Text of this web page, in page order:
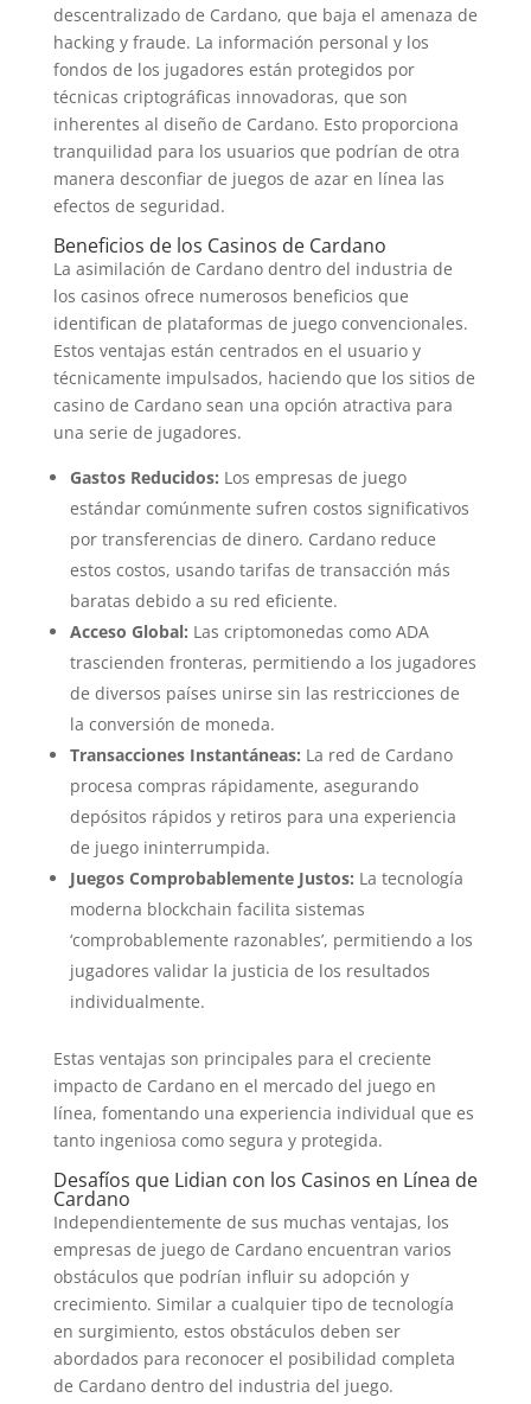
descentralizado de Cardano, que baja el amenaza de
hacking y fraude. La información personal y los
fondos de los jugadores están protegidos por
técnicas criptográficas innovadoras, que son
inherentes al diseño de Cardano. Esto proporciona
tranquilidad para los usuarios que podrían de otra
manera desconfiar de juegos de azar en línea las
efectos de seguridad.
Beneficios de los Casinos de Cardano
La asimilación de Cardano dentro del industria de
los casinos ofrece numerosos beneficios que
identifican de plataformas de juego convencionales.
Estos ventajas están centrados en el usuario y
técnicamente impulsados, haciendo que los sitios de
casino de Cardano sean una opción atractiva para
una serie de jugadores.
Gastos Reducidos: Los empresas de juego
estándar comúnmente sufren costos significativos
por transferencias de dinero. Cardano reduce
estos costos, usando tarifas de transacción más
baratas debido a su red eficiente.
Acceso Global: Las criptomonedas como ADA
trascienden fronteras, permitiendo a los jugadores
de diversos países unirse sin las restricciones de
la conversión de moneda.
Transacciones Instantáneas: La red de Cardano
procesa compras rápidamente, asegurando
depósitos rápidos y retiros para una experiencia
de juego ininterrumpida.
Juegos Comprobablemente Justos: La tecnología
moderna blockchain facilita sistemas
‘comprobablemente razonables’, permitiendo a los
jugadores validar la justicia de los resultados
individualmente.
Estas ventajas son principales para el creciente
impacto de Cardano en el mercado del juego en
línea, fomentando una experiencia individual que es
tanto ingeniosa como segura y protegida.
Desafíos que Lidian con los Casinos en Línea de
Cardano
Independientemente de sus muchas ventajas, los
empresas de juego de Cardano encuentran varios
obstáculos que podrían influir su adopción y
crecimiento. Similar a cualquier tipo de tecnología
en surgimiento, estos obstáculos deben ser
abordados para reconocer el posibilidad completa
de Cardano dentro del industria del juego.